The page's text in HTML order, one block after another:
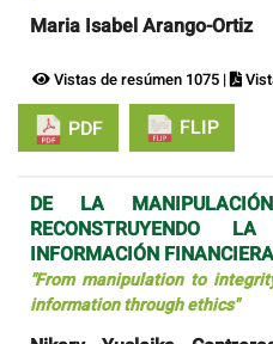
Maria Isabel Arango-Ortiz
Vistas de resúmen 1075 |
PDF FLIP
DE LA
RECONSTRUYENDO
INFORMACIÓN
"From manipulation to
information through ethics"